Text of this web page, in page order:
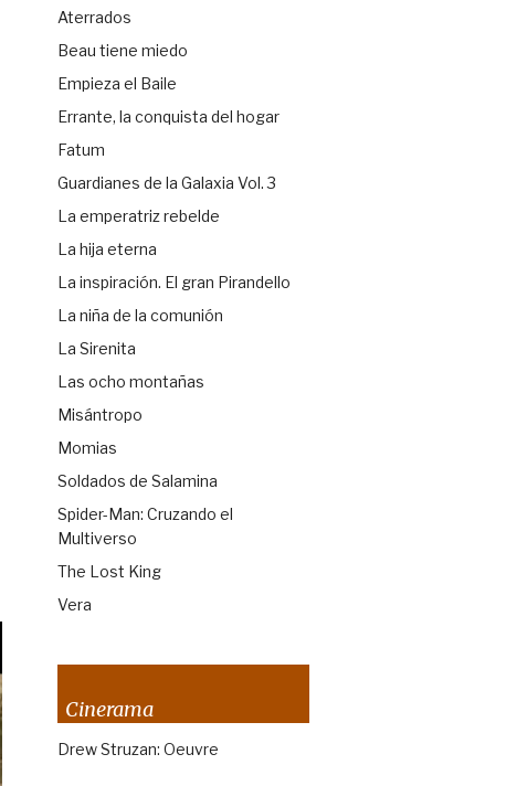
Aterrados
Beau tiene miedo
Empieza el Baile
Errante, la conquista del hogar
Fatum
Guardianes de la Galaxia Vol. 3
La emperatriz rebelde
La hija eterna
La inspiración. El gran Pirandello
La niña de la comunión
La Sirenita
Las ocho montañas
Misántropo
Momias
Soldados de Salamina
Spider-Man: Cruzando el
Multiverso
The Lost King
Vera
Cinerama
Drew Struzan: Oeuvre